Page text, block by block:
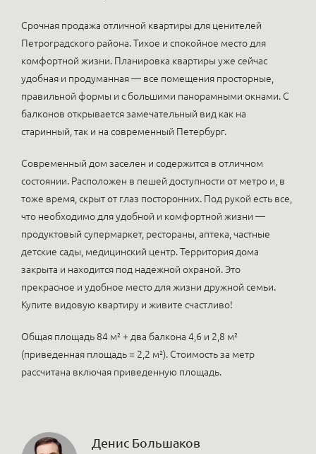
Срочная продажа отличной квартиры для ценителей
Петроградского района. Тихое и спокойное место для
комфортной жизни. Планировка квартиры уже сейчас
удобная и продуманная — все помещения просторные,
правильной формы и с большими панорамными окнами. С
балконов открывается замечательный вид как на
старинный, так и на современный Петербург.
Современный дом заселен и содержится в отличном
состоянии. Расположен в пешей доступности от метро и, в
тоже время, скрыт от глаз посторонних. Под рукой есть все,
что необходимо для удобной и комфортной жизни —
продуктовый супермаркет, рестораны, аптека, частные
детские сады, медицинский центр. Территория дома
закрыта и находится под надежной охраной. Это
прекрасное и удобное место для жизни дружной семьи.
Купите видовую квартиру и живите счастливо!
Общая площадь 84 м² + два балкона 4,6 и 2,8 м²
(приведенная площадь = 2,2 м²). Стоимость за метр
рассчитана включая приведенную площадь.
Денис Большаков